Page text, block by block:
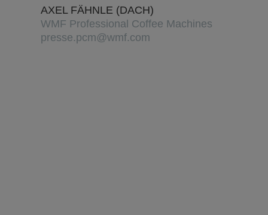
AXEL FÄHNLE (DACH)
WMF Professional Coffee Machines
presse.pcm@wmf.com